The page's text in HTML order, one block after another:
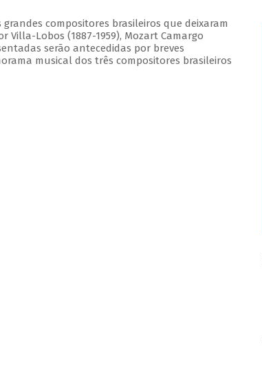
compositores brasileiros que deixaram
Lobos (1887-1959), Mozart Camargo
serão antecedidas por breves
musical dos três compositores brasileiros